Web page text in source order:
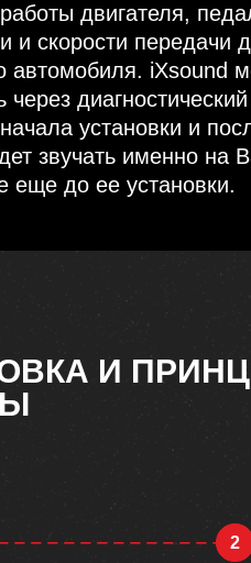
двигателя,
и скорости передачи
автомобиля. iXsound
через
установки и
звучать именно на
еще до ее установки.
2
И